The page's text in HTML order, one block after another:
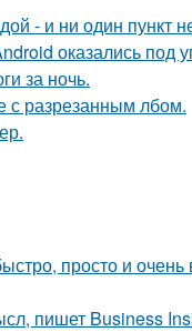
- и ни один пункт
оказались под
за ночь.
с разрезанным лбом.
просто и очень
пишет Business